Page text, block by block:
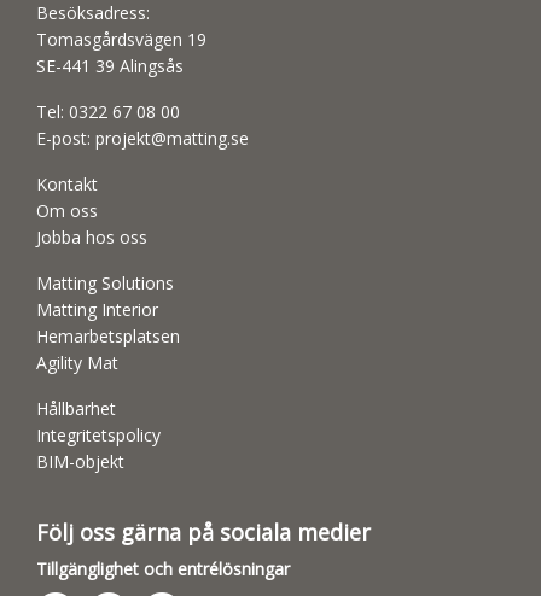
Besöksadress:
Tomasgårdsvägen 19
SE-441 39 Alingsås
Tel: 0322 67 08 00
E-post: projekt@matting.se
Kontakt
Om oss
Jobba hos oss
Matting Solutions
Matting Interior
Hemarbetsplatsen
Agility Mat
Hållbarhet
Integritetspolicy
BIM-objekt
Följ oss gärna på sociala medier
Tillgänglighet och entrélösningar